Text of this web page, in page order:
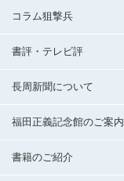
コラム狙撃兵
書評・テレビ評
長周新聞について
福田正義記念館のご案内
書籍のご紹介